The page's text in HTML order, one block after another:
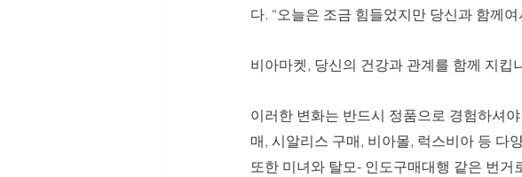
다. “오늘은 조금 힘들었지만 당신과 함께
비아마켓, 당신의 건강과 관계를 함께 지킵
이러한 변화는 반드시 정품으로 경험하셔
매, 시알리스 구매, 비아몰, 럭스비아 등 다
또한 미녀와 탈모- 인도구매대행 같은 번